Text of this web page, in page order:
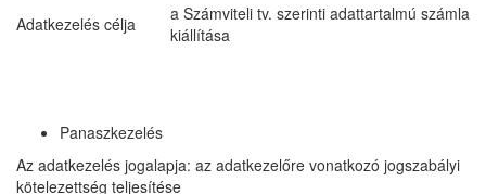
Adatkezelés célja
a Számviteli tv. szerinti adattartalmú számla
kiállítása
Panaszkezelés
Az adatkezelés jogalapja: az adatkezelőre vonatkozó jogszabályi
kötelezettség teljesítése